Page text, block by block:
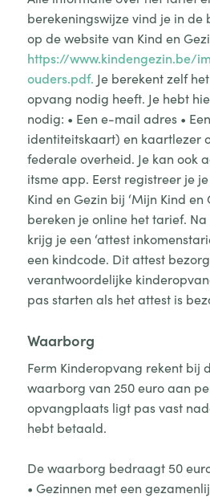
berekeningswijze vind je in de
op de website van Kind en
https://www.kindengezin.be/
ouders.pdf. Je berekent zelf
opvang nodig heeft. Je hebt
nodig: • Een e-mail adres •
identiteitskaart) en kaartlezer
federale overheid. Je kan ook
itsme app. Eerst registreer je
Kind en Gezin bij ‘Mijn Kind en
bereken je online het tarief.
krijg je een ‘attest
een kindcode. Dit attest
verantwoordelijke
pas starten als het attest is
Waarborg
Ferm Kinderopvang rekent bij
waarborg van 250 euro aan
opvangplaats ligt pas vast
hebt betaald.
De waarborg bedraagt 50
• Gezinnen met een